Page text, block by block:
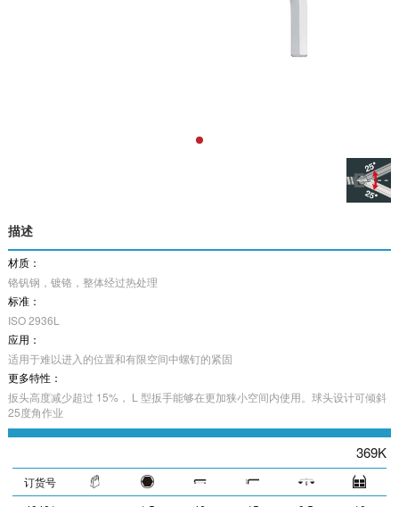
描述
材质：
铬钒钢，镀铬，整体经过热处理
标准：
ISO 2936L
应用：
适用于难以进入的位置和有限空间中螺钉的紧固
更多特性：
扳头高度减少超过 15%， L 型扳手能够在更加狭小空间内使用。球头设计可倾斜
25度角作业
369K
订货号